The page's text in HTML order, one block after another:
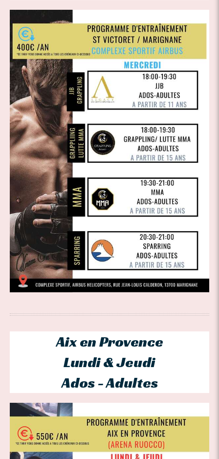
Aix en Provence
Lundi & Jeudi
Ados - Adultes